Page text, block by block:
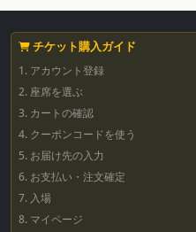
チケット購入ガイド
1. アカウント登録
2. 座席を選ぶ
3. カートの確認
4. クーポンコードを使う
5. お届け先の入力
6. お支払い・注文確定
7. 入場
8. マイページ